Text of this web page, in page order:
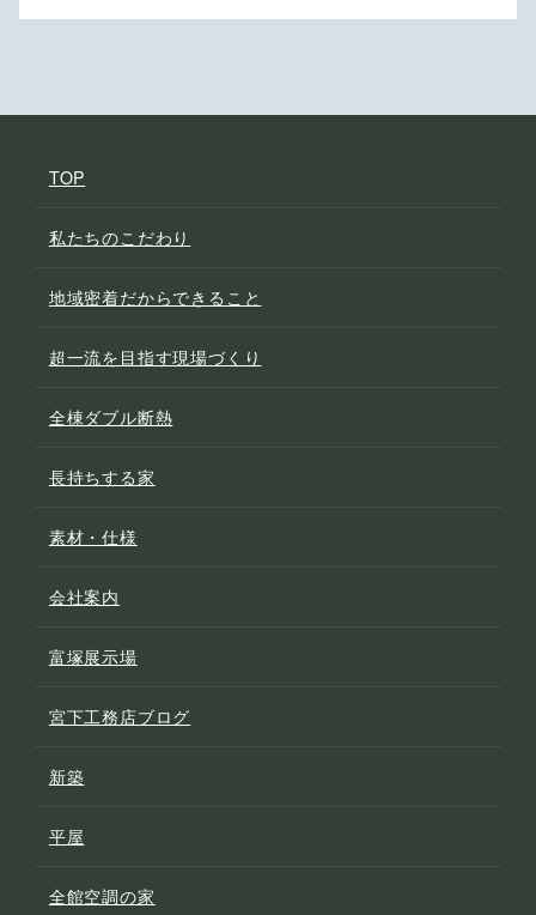
TOP
私たちのこだわり
地域密着だからできること
超一流を目指す現場づくり
全棟ダブル断熱
長持ちする家
素材・仕様
会社案内
富塚展示場
宮下工務店ブログ
新築
平屋
全館空調の家